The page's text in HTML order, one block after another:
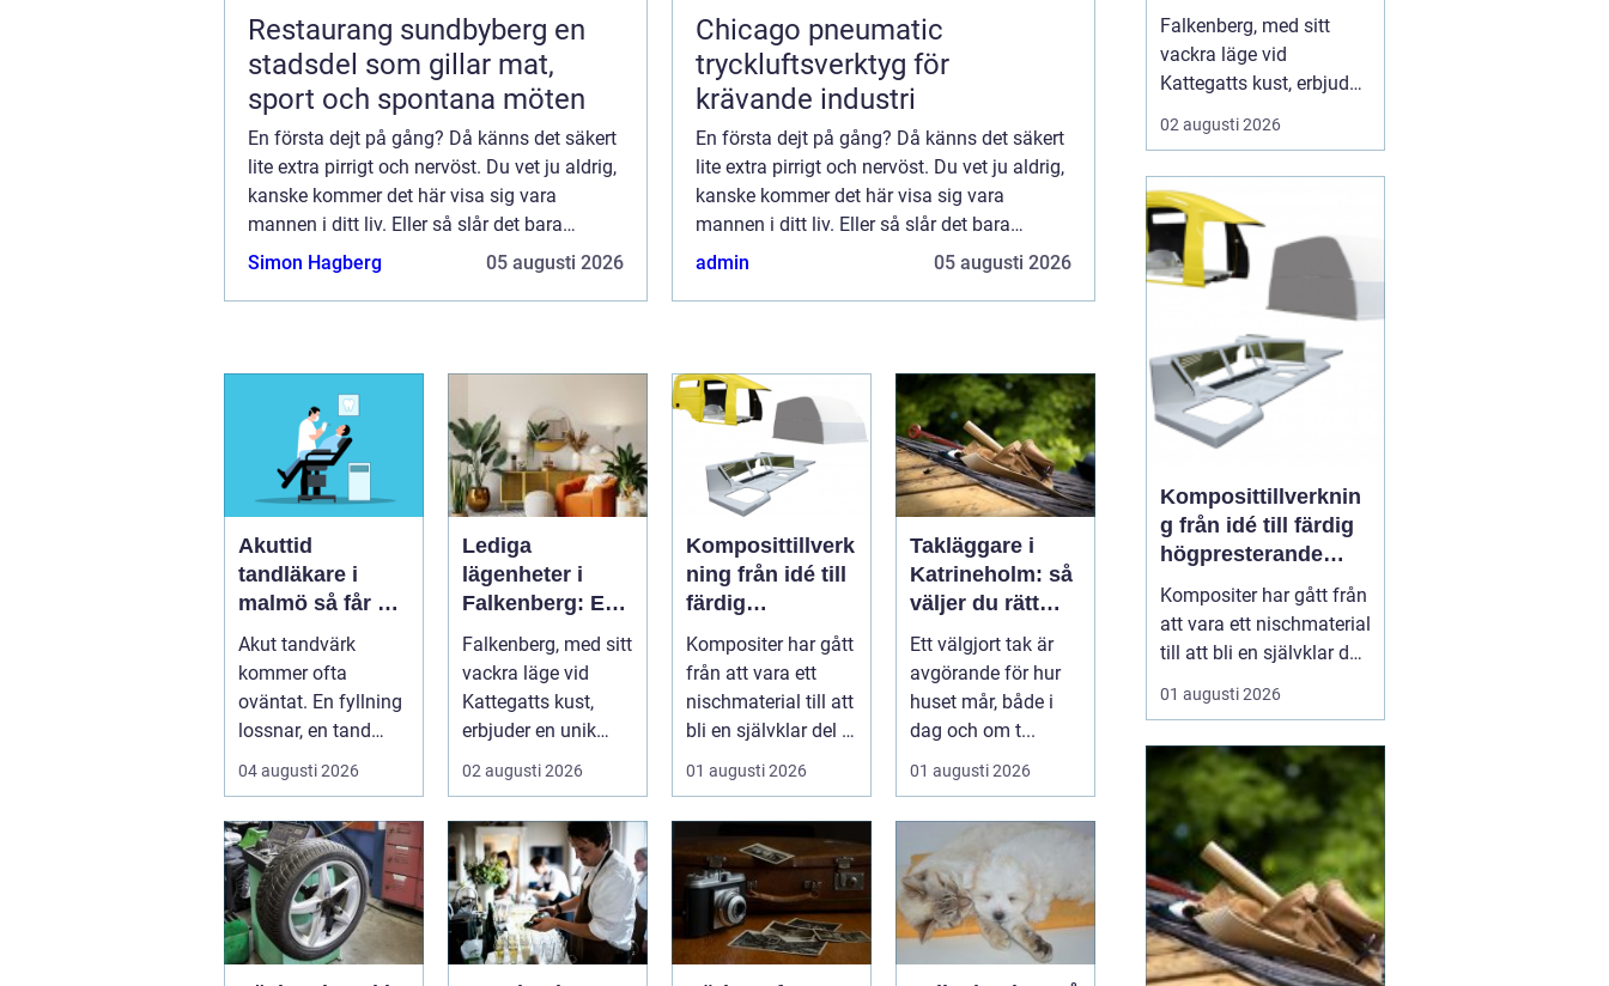
Restaurang sundbyberg en
stadsdel som gillar mat,
sport och spontana möten
En första dejt på gång? Då känns det säkert
lite extra pirrigt och nervöst. Du vet ju aldrig,
kanske kommer det här visa sig vara
mannen i ditt liv. Eller så slår det bara
gnistor för en kväll? En kan aldrig så noga
Simon Hagberg 05 augusti 2026
Chicago pneumatic
tryckluftsverktyg för
krävande industri
En första dejt på gång? Då känns det säkert
lite extra pirrigt och nervöst. Du vet ju aldrig,
kanske kommer det här visa sig vara
mannen i ditt liv. Eller så slår det bara
gnistor för en kväll? En kan aldrig så noga
admin 05 augusti 2026
Akuttid
tandläkare i
malmö så får du
snabb hjälp när
tanden gör ont
Akut tandvärk
kommer ofta
oväntat. En fyllning
lossnar, en tand
spricker eller en
visdomstand
svulln...
04 augusti 2026
Lediga
lägenheter i
Falkenberg: En
guide till ditt nya
hem
Falkenberg, med sitt
vackra läge vid
Kattegatts kust,
erbjuder en unik
livsupplevelse för ...
02 augusti 2026
Komposittillverk
ning från idé till
färdig
högpresterande
produkt
Kompositer har gått
från att vara ett
nischmaterial till att
bli en självklar del i
allt från vindkr...
01 augusti 2026
Takläggare i
Katrineholm: så
väljer du rätt
och får ett tak
som håller
Ett välgjort tak är
avgörande för hur
huset mår, både i
dag och om t...
01 augusti 2026
hem
Falkenberg, med sitt
vackra läge vid
Kattegatts kust, erbjuder
en unik livsupplevelse
för privatpersoner och
letar efter lediga
lägenheter Falkenberg,
finns det ett flertal
möjligheter att utforska.
02 augusti 2026
Komposittillverknin
g från idé till färdig
högpresterande
produkt
Kompositer har gått från
att vara ett nischmaterial
till att bli en självklar del
i allt från vindkraftverk
och tåg till
specialfordon.
Komposittillverkning
handlar om att
kombinera två eller fler
material för att skapa
något som...
01 augusti 2026